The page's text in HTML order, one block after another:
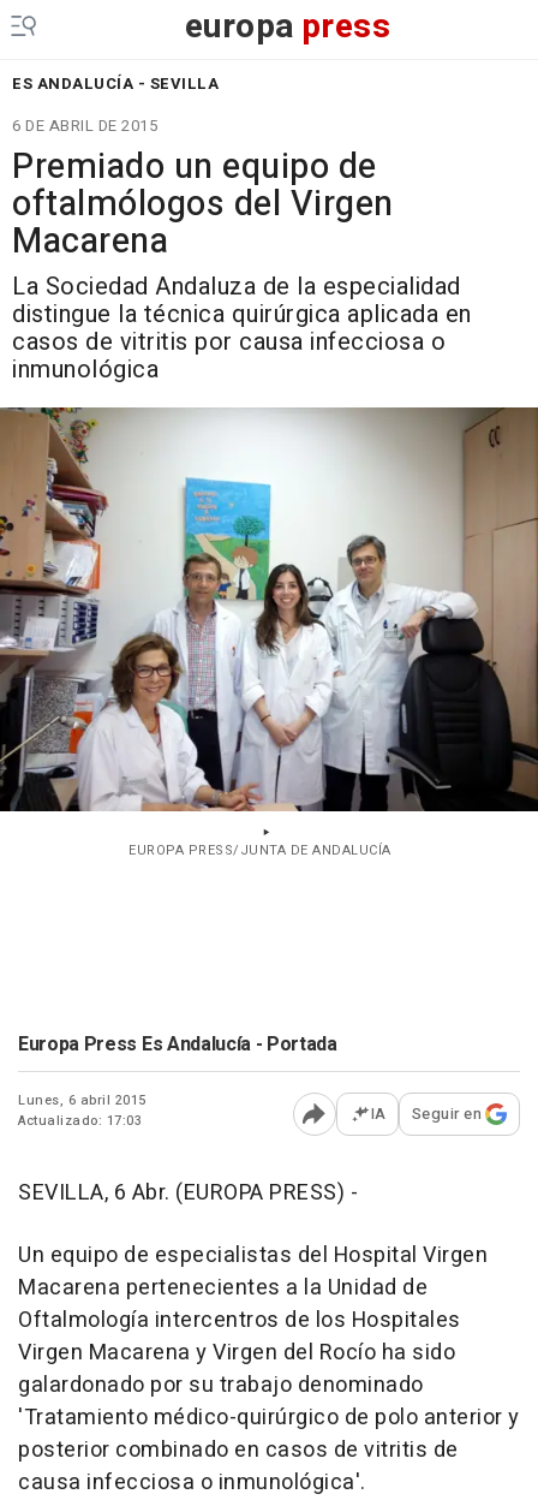
europa press
ES ANDALUCÍA - SEVILLA
6 DE ABRIL DE 2015
Premiado un equipo de
oftalmólogos del Virgen
Macarena
La Sociedad Andaluza de la especialidad
distingue la técnica quirúrgica aplicada en
casos de vitritis por causa infecciosa o
inmunológica
EUROPA PRESS/JUNTA DE ANDALUCÍA
Europa Press Es Andalucía - Portada
Lunes, 6 abril 2015
Actualizado: 17:03
Abrir opciones para
IA Seguir en
SEVILLA, 6 Abr. (EUROPA PRESS) -
Un equipo de especialistas del Hospital Virgen
Macarena pertenecientes a la Unidad de
Oftalmología intercentros de los Hospitales
Virgen Macarena y Virgen del Rocío ha sido
galardonado por su trabajo denominado
'Tratamiento médico-quirúrgico de polo anterior y
posterior combinado en casos de vitritis de
causa infecciosa o inmunológica'.